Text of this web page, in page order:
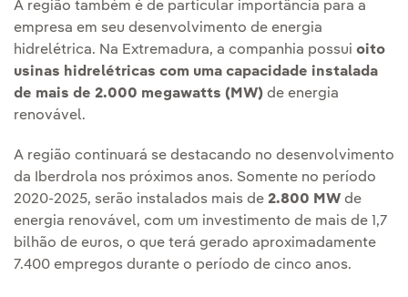
A região também é de particular importância para a
empresa em seu desenvolvimento de energia
hidrelétrica. Na Extremadura, a companhia possui oito
usinas hidrelétricas com uma capacidade instalada
de mais de 2.000 megawatts (MW) de energia
renovável.
A região continuará se destacando no desenvolvimento
da Iberdrola nos próximos anos. Somente no período
2020-2025, serão instalados mais de 2.800 MW de
energia renovável, com um investimento de mais de 1,7
bilhão de euros, o que terá gerado aproximadamente
7.400 empregos durante o período de cinco anos.